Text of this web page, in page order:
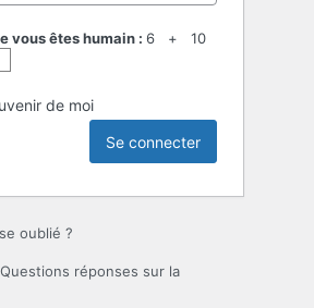
vous êtes humain : 6 + 10
de moi
oublié ?
réponses sur la